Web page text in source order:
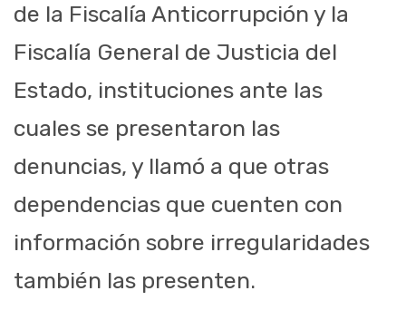
de la Fiscalía Anticorrupción y la
Fiscalía General de Justicia del
Estado, instituciones ante las
cuales se presentaron las
denuncias, y llamó a que otras
dependencias que cuenten con
información sobre irregularidades
también las presenten.